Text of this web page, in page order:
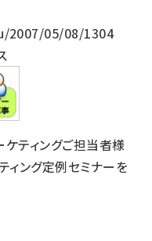
2007/05/08/1304
ケティングご担当者様
ィング定例セミナーを